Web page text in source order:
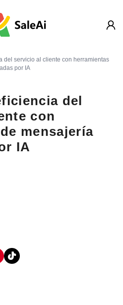
del servicio al cliente con herramientas
por IA
del
con
mensajería
IA